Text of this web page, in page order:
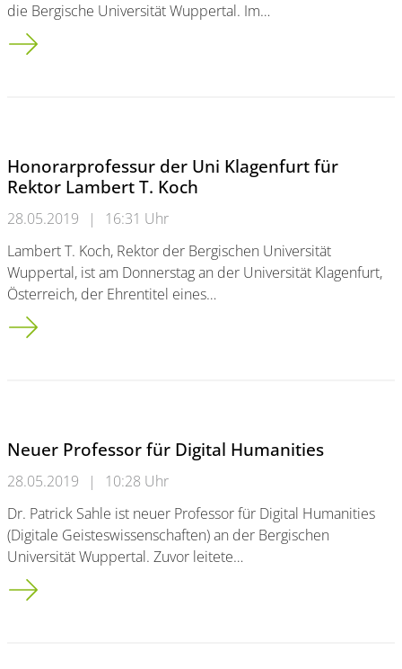
die Bergische Universität Wuppertal. Im…
Sportschütze Robin Januszek sichert sich zwei Podiumsplätze
Honorarprofessur der Uni Klagenfurt für
Rektor Lambert T. Koch
28.05.2019 |
16:31 Uhr
Lambert T. Koch, Rektor der Bergischen Universität
Wuppertal, ist am Donnerstag an der Universität Klagenfurt,
Österreich, der Ehrentitel eines…
Honorarprofessur der Uni Klagenfurt für Rektor Lambert T.
Neuer Professor für Digital Humanities
28.05.2019 |
10:28 Uhr
Dr. Patrick Sahle ist neuer Professor für Digital Humanities
(Digitale Geisteswissenschaften) an der Bergischen
Universität Wuppertal. Zuvor leitete…
Neuer Professor für Digital Humanities